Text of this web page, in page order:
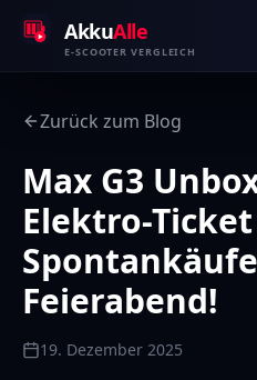
AkkuAlle
E-SCOOTER VERGLEICH
Zurück zum Blog
Max G3
Elektro-
Feierabend!
19. Dezember 2025